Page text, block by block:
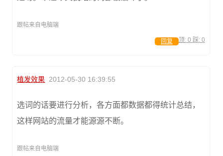
跟帖来自电脑端
顶: 0 踩: 0
回复
植发效果 2012-05-30 16:39:55
选词的话要进行分析，各方面都数据都得统计总结，
这样网站的流量才能源源不断。
跟帖来自电脑端